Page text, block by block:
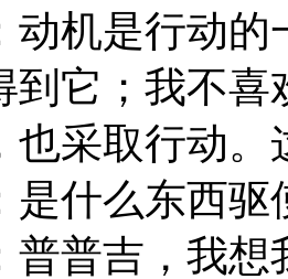
动机是行动
到它；我不喜
也采取行动。
是什么东西驱
普普吉，我